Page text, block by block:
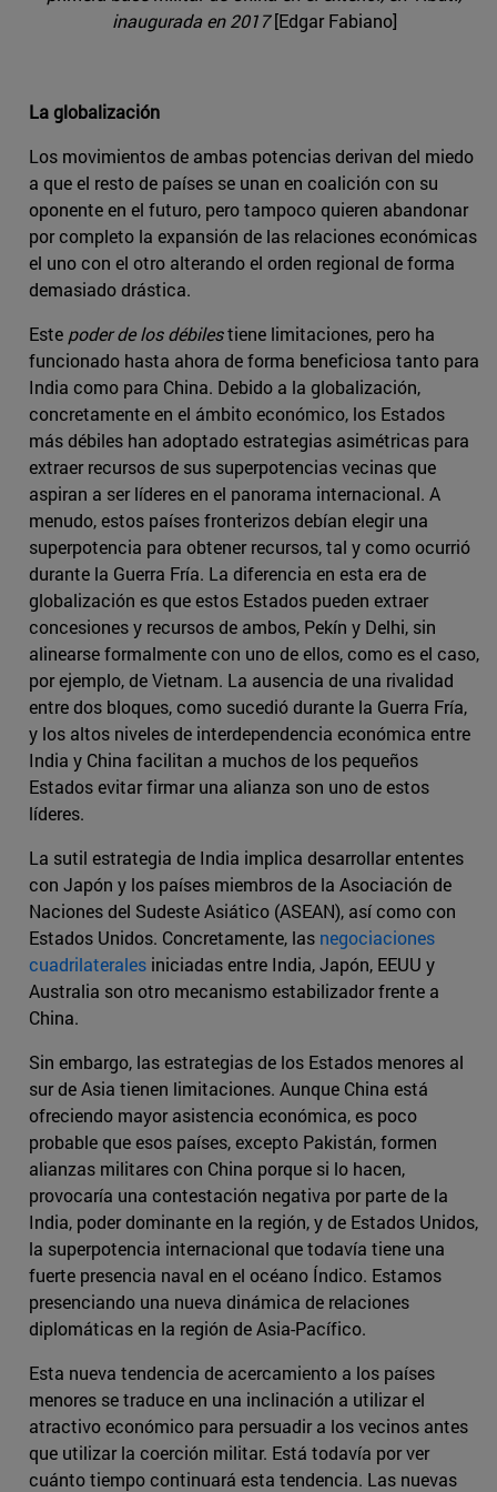
inaugurada en 2017[Edgar Fabiano]
La globalización
Los movimientos de ambas potencias derivan del miedo
a que el resto de países se unan en coalición con su
oponente en el futuro, pero tampoco quieren abandonar
por completo la expansión de las relaciones económicas
el uno con el otro alterando el orden regional de forma
demasiado drástica.
Este poder de los débilestiene limitaciones, pero ha
funcionado hasta ahora de forma beneficiosa tanto para
India como para China. Debido a la globalización,
concretamente en el ámbito económico, los Estados
más débiles han adoptado estrategias asimétricas para
extraer recursos de sus superpotencias vecinas que
aspiran a ser líderes en el panorama internacional. A
menudo, estos países fronterizos debían elegir una
superpotencia para obtener recursos, tal y como ocurrió
durante la Guerra Fría. La diferencia en esta era de
globalización es que estos Estados pueden extraer
concesiones y recursos de ambos, Pekín y Delhi, sin
alinearse formalmente con uno de ellos, como es el caso,
por ejemplo, de Vietnam. La ausencia de una rivalidad
entre dos bloques, como sucedió durante la Guerra Fría,
y los altos niveles de interdependencia económica entre
India y China facilitan a muchos de los pequeños
Estados evitar firmar una alianza son uno de estos
líderes.
La sutil estrategia de India implica desarrollar ententes
con Japón y los países miembros de la Asociación de
Naciones del Sudeste Asiático (ASEAN), así como con
Estados Unidos. Concretamente, las negociaciones
cuadrilaterales iniciadas entre India, Japón, EEUU y
Australia son otro mecanismo estabilizador frente a
China.
Sin embargo, las estrategias de los Estados menores al
sur de Asia tienen limitaciones. Aunque China está
ofreciendo mayor asistencia económica, es poco
probable que esos países, excepto Pakistán, formen
alianzas militares con China porque si lo hacen,
provocaría una contestación negativa por parte de la
India, poder dominante en la región, y de Estados Unidos,
la superpotencia internacional que todavía tiene una
fuerte presencia naval en el océano Índico. Estamos
presenciando una nueva dinámica de relaciones
diplomáticas en la región de Asia-Pacífico.
Esta nueva tendencia de acercamiento a los países
menores se traduce en una inclinación a utilizar el
atractivo económico para persuadir a los vecinos antes
que utilizar la coerción militar. Está todavía por ver
cuánto tiempo continuará esta tendencia. Las nuevas